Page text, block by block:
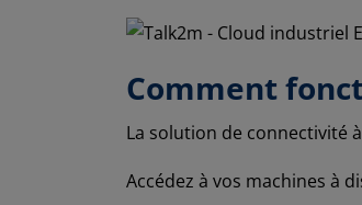
Comment
La solution de connectivité
Accédez à vos machines à